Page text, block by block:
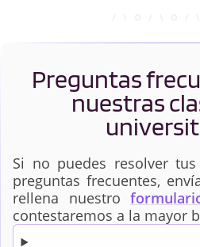
Preguntas
nuestras
Si no puedes resolver
preguntas frecuentes,
rellena nuestro
contestaremos a la mayor